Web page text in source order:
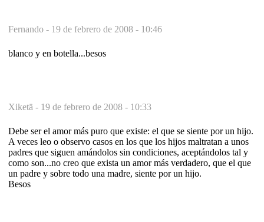
Fernando - 19 de febrero de 2008 - 10:46
blanco y en botella...besos
Xiketä - 19 de febrero de 2008 - 10:33
Debe ser el amor más puro que existe: el que se siente por un hijo.
A veces leo o observo casos en los que los hijos maltratan a unos
padres que siguen amándolos sin condiciones, aceptándolos tal y
como son...no creo que exista un amor más verdadero, que el que
un padre y sobre todo una madre, siente por un hijo.
Besos